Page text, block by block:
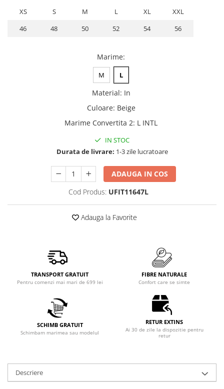
XS S M L XL
XXL
46
48 50 52 54 56
Marime:
M L
Material: In
Culoare: Beige
Marime Convertita 2: L INTL
IN STOC
Durata de livrare: 1-3 zile lucratoare
ADAUGA IN COS
Cod Produs: UFIT11647L
Adauga la Favorite
TRANSPORT GRATUIT
Pentru comenzi mai mari de 699 lei
FIBRE NATURALE
Confort care se simte
SCHIMB GRATUIT
Schimbam marimea sau modelul
RETUR EXTINS
Ai 30 de zile la dispozitie pentru
retur
Descriere